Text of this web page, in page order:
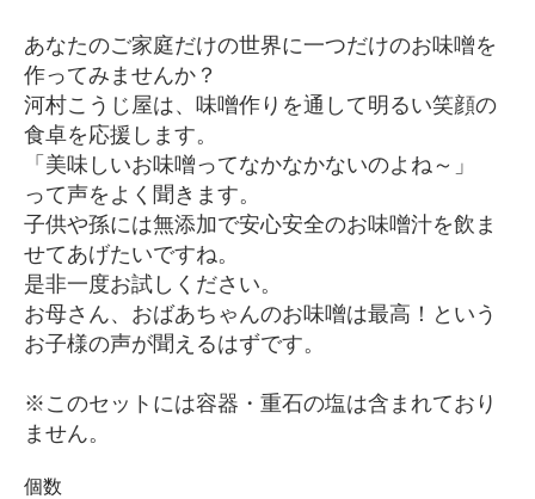
あなたのご家庭だけの世界に一つだけのお味噌を
作ってみませんか？
河村こうじ屋は、味噌作りを通して明るい笑顔の
食卓を応援します。
「美味しいお味噌ってなかなかないのよね～」
って声をよく聞きます。
子供や孫には無添加で安心安全のお味噌汁を飲ま
せてあげたいですね。
是非一度お試しください。
お母さん、おばあちゃんのお味噌は最高！という
お子様の声が聞えるはずです。
※このセットには容器・重石の塩は含まれており
ません。
個数